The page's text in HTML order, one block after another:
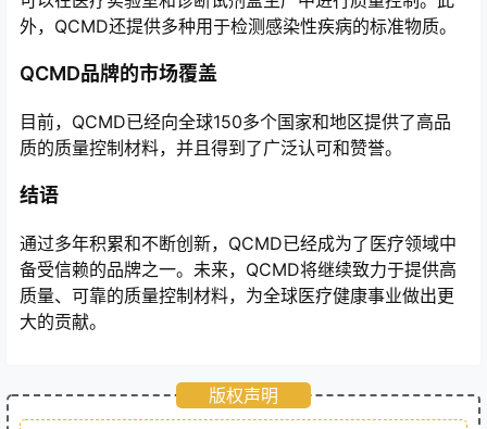
外，QCMD还提供多种用于检测感染性疾病的标准物质。
QCMD品牌的市场覆盖
目前，QCMD已经向全球150多个国家和地区提供了高品
质的质量控制材料，并且得到了广泛认可和赞誉。
结语
通过多年积累和不断创新，QCMD已经成为了医疗领域中
备受信赖的品牌之一。未来，QCMD将继续致力于提供高
质量、可靠的质量控制材料，为全球医疗健康事业做出更
大的贡献。
版权声明